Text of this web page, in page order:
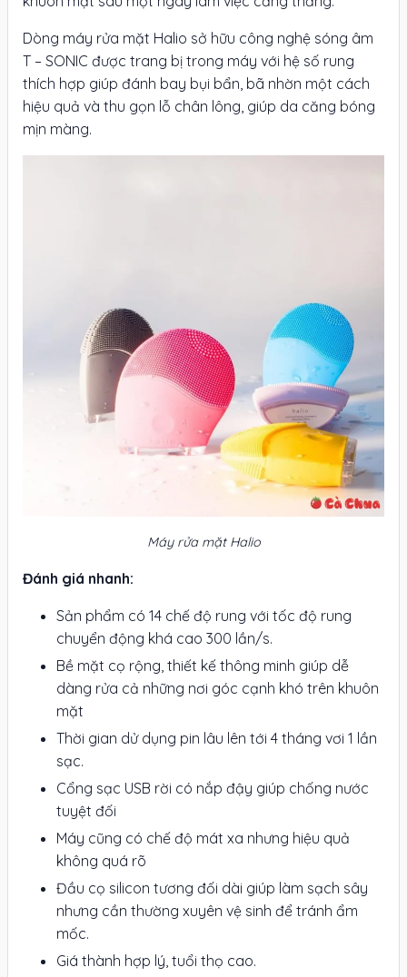
Dòng máy rửa mặt Halio sở hữu công nghệ sóng âm
T – SONIC được trang bị trong máy với hệ số rung
thích hợp giúp đánh bay bụi bẩn, bã nhờn một cách
hiệu quả và thu gọn lỗ chân lông, giúp da căng bóng
mịn màng.
Máy rửa mặt Halio
Đánh giá nhanh:
Sản phẩm có 14 chế độ rung với tốc độ rung
chuyển động khá cao 300 lần/s.
Bề mặt cọ rộng, thiết kế thông minh giúp dễ
dàng rửa cả những nơi góc cạnh khó trên khuôn
mặt
Thời gian dử dụng pin lâu lên tới 4 tháng vơi 1 lần
sạc.
Cổng sạc USB rời có nắp đậy giúp chống nước
tuyệt đối
Máy cũng có chế độ mát xa nhưng hiệu quả
không quá rõ
Đầu cọ silicon tương đối dài giúp làm sạch sây
nhưng cần thường xuyên vệ sinh để tránh ẩm
mốc.
Giá thành hợp lý, tuổi thọ cao.